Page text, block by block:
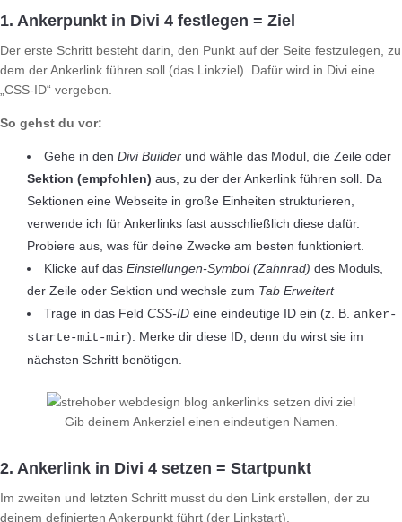
1. Ankerpunkt in Divi 4 festlegen = Ziel
Der erste Schritt besteht darin, den Punkt auf der Seite festzulegen, zu
dem der Ankerlink führen soll (das Linkziel). Dafür wird in Divi eine
„CSS-ID“ vergeben.
So gehst du vor:
Gehe in denDivi Builder und wähle das Modul, die Zeile oder
Sektion (empfohlen) aus, zu der der Ankerlink führen soll. Da
Sektionen eine Webseite in große Einheiten strukturieren,
verwende ich für Ankerlinks fast ausschließlich diese dafür.
Probiere aus, was für deine Zwecke am besten funktioniert.
Klicke auf dasEinstellungen-Symbol (Zahnrad)des Moduls,
der Zeile oder Sektion und wechsle zum Tab Erweitert
Trage in das FeldCSS-ID eine eindeutige ID ein (z. B. anker-
starte-mit-mir). Merke dir diese ID, denn du wirst sie im
nächsten Schritt benötigen.
Gib deinem Ankerziel einen eindeutigen Namen.
2. Ankerlink in Divi 4 setzen = Startpunkt
Im zweiten und letzten Schritt musst du den Link erstellen, der zu
deinem definierten Ankerpunkt führt (der Linkstart).